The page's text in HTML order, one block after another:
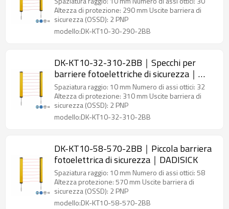
Altezza di protezione: 290 mm Uscite barriera di
sicurezza (OSSD): 2 PNP
modello:DK-KT10-30-290-2BB
DK-KT10-32-310-2BB｜Specchi per
barriere fotoelettriche di sicurezza｜
DADISICK
Spaziatura raggio: 10 mm Numero di assi ottici: 32
Altezza di protezione: 310 mm Uscite barriera di
sicurezza (OSSD): 2 PNP
modello:DK-KT10-32-310-2BB
DK-KT10-58-570-2BB｜Piccola barriera
fotoelettrica di sicurezza｜DADISICK
Spaziatura raggio: 10 mm Numero di assi ottici: 58
Altezza protezione: 570 mm Uscite barriera di
sicurezza (OSSD): 2 PNP
modello:DK-KT10-58-570-2BB